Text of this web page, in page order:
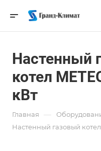
Настенный
котел
кВт
Главная —
Настенный газовый